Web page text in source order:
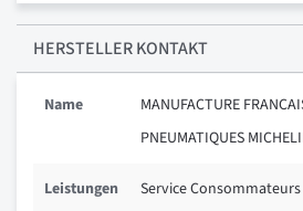
HERSTELLER KONTAKT
Name
MANUFACTURE
PNEUMATIQUES
Leistungen Service